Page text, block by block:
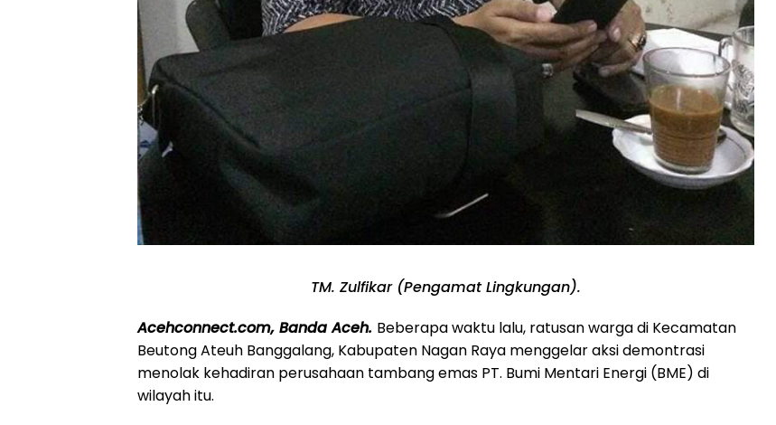
TM. Zulfikar (Pengamat Lingkungan).
Acehconnect.com, Banda Aceh. Beberapa waktu lalu, ratusan warga di Kecamatan
Beutong Ateuh Banggalang, Kabupaten Nagan Raya menggelar aksi demontrasi
menolak kehadiran perusahaan tambang emas PT. Bumi Mentari Energi (BME) di
wilayah itu.